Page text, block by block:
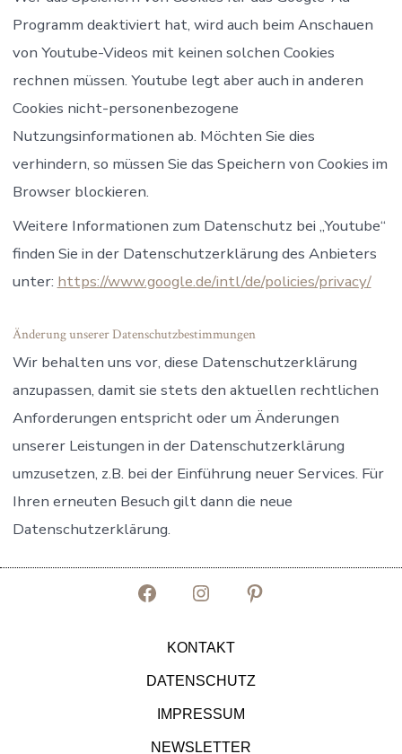
Programm deaktiviert hat, wird auch beim Anschauen
von Youtube-Videos mit keinen solchen Cookies
rechnen müssen. Youtube legt aber auch in anderen
Cookies nicht-personenbezogene
Nutzungsinformationen ab. Möchten Sie dies
verhindern, so müssen Sie das Speichern von Cookies im
Browser blockieren.
Weitere Informationen zum Datenschutz bei „Youtube“
finden Sie in der Datenschutzerklärung des Anbieters
unter: https://www.google.de/intl/de/policies/privacy/
Änderung unserer Datenschutzbestimmungen
Wir behalten uns vor, diese Datenschutzerklärung
anzupassen, damit sie stets den aktuellen rechtlichen
Anforderungen entspricht oder um Änderungen
unserer Leistungen in der Datenschutzerklärung
umzusetzen, z.B. bei der Einführung neuer Services. Für
Ihren erneuten Besuch gilt dann die neue
Datenschutzerklärung.
Facebook
Tab
öffnen
Instagram
Tab
öffnen
Tab
KONTAKT
DATENSCHUTZ
IMPRESSUM
NEWSLETTER